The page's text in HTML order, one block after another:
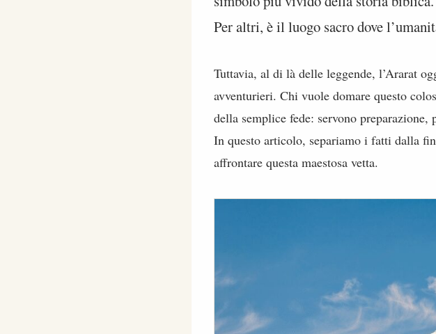
Per altri, è il luogo sacro dove
Tuttavia, al di là delle leggende, l’Ararat
avventurieri. Chi vuole domare questo
della semplice fede: servono
In questo articolo, separiamo i fatti dalla
affrontare questa maestosa vetta.